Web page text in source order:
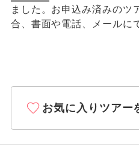
ました。お申込み済みのツ
合、書面や電話、メールに
お気に入りツアー